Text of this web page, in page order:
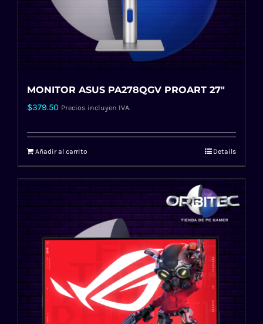
MONITOR ASUS PA278QGV PROART 27″
$379.50 Precios incluyen IVA.
Añadir al carrito Details